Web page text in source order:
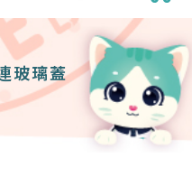
玻璃蓋